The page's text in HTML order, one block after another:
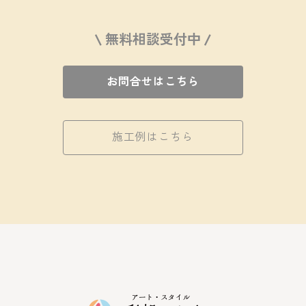
\ 無料相談受付中 /
お問合せはこちら
施工例はこちら